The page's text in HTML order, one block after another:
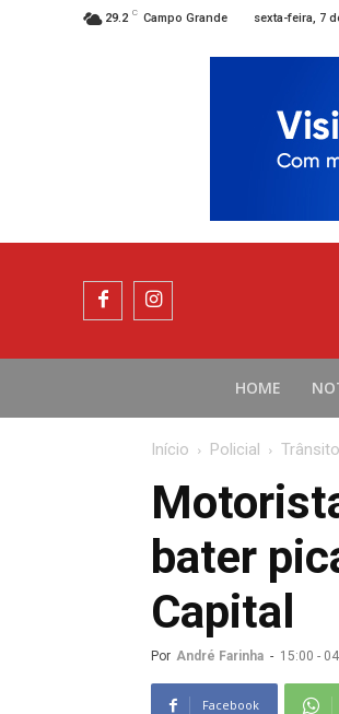
29.2 C Campo Grande sexta-feira, 7
HOME
Início Policial Trânsito
bater
Capital
Por André Farinha - 15:00 -
Facebook